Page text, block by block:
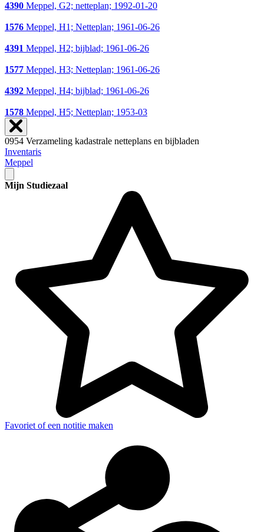
4390 Meppel, G2; netteplan; 1992-01-20
1576 Meppel, H1; Netteplan; 1961-06-26
4391 Meppel, H2; bijblad; 1961-06-26
1577 Meppel, H3; Netteplan; 1961-06-26
4392 Meppel, H4; bijblad; 1961-06-26
1578 Meppel, H5; Netteplan; 1953-03
0954 Verzameling kadastrale netteplans en bijbladen
Inventaris
Meppel
Mijn Studiezaal
Favoriet of een notitie maken